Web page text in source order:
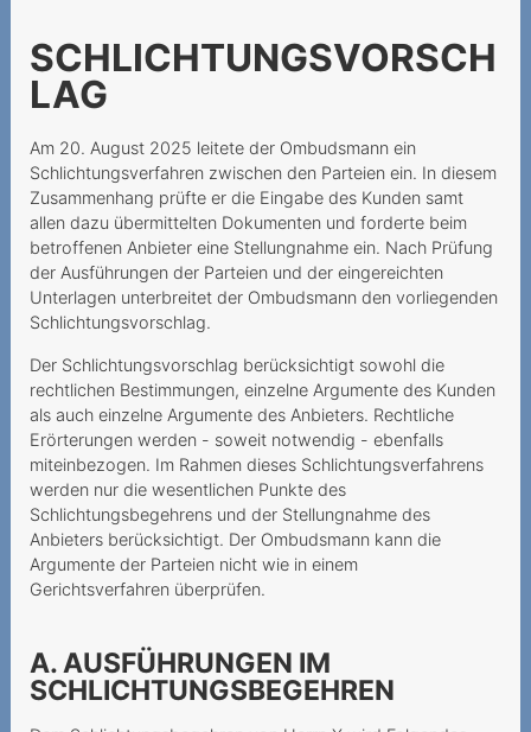
SCHLICHTUNGSVORSCH
LAG
Am 20. August 2025 leitete der Ombudsmann ein
Schlichtungsverfahren zwischen den Parteien ein. In diesem
Zusammenhang prüfte er die Eingabe des Kunden samt
allen dazu übermittelten Dokumenten und forderte beim
betroffenen Anbieter eine Stellungnahme ein. Nach Prüfung
der Ausführungen der Parteien und der eingereichten
Unterlagen unterbreitet der Ombudsmann den vorliegenden
Schlichtungsvorschlag.
Der Schlichtungsvorschlag berücksichtigt sowohl die
rechtlichen Bestimmungen, einzelne Argumente des Kunden
als auch einzelne Argumente des Anbieters. Rechtliche
Erörterungen werden - soweit notwendig - ebenfalls
miteinbezogen. Im Rahmen dieses Schlichtungsverfahrens
werden nur die wesentlichen Punkte des
Schlichtungsbegehrens und der Stellungnahme des
Anbieters berücksichtigt. Der Ombudsmann kann die
Argumente der Parteien nicht wie in einem
Gerichtsverfahren überprüfen.
A. AUSFÜHRUNGEN IM
SCHLICHTUNGSBEGEHREN
della stipula del contratto
auparavant
Keine einseitige
Vertragsänderung bei
Mindestvertragsdauer
Keine
Laufzeitübereinstimmung
Rabatt und
Mindestvertragdauer
Keine Aufklärung über
Widerrufsrecht
Widerrufsrecht beim
telefonischen
Vertragsschluss
Le colis volé
Une option Roaming
imaginaire